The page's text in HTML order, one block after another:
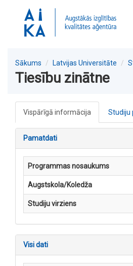
Sākums Latvijas Universitāte
Tiesību zinātne
Vispārīgā informācija Studiju
Pamatdati
Programmas nosaukums
Augstskola/Koledža
Studiju virziens
Visi dati